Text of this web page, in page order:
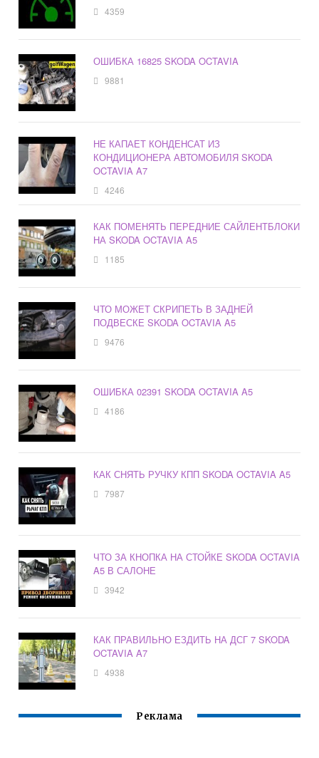
4359
ОШИБКА 16825 SKODA OCTAVIA
9881
НЕ КАПАЕТ КОНДЕНСАТ ИЗ
КОНДИЦИОНЕРА АВТОМОБИЛЯ SKODA
OCTAVIA A7
4246
КАК ПОМЕНЯТЬ ПЕРЕДНИЕ САЙЛЕНТБЛОКИ
НА SKODA OCTAVIA A5
1185
ЧТО МОЖЕТ СКРИПЕТЬ В ЗАДНЕЙ
ПОДВЕСКЕ SKODA OCTAVIA A5
9476
ОШИБКА 02391 SKODA OCTAVIA A5
4186
КАК СНЯТЬ РУЧКУ КПП SKODA OCTAVIA A5
7987
ЧТО ЗА КНОПКА НА СТОЙКЕ SKODA OCTAVIA
A5 В САЛОНЕ
3942
КАК ПРАВИЛЬНО ЕЗДИТЬ НА ДСГ 7 SKODA
OCTAVIA A7
4938
Реклама